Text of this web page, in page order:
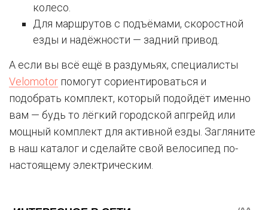
колесо.
Для маршрутов с подъёмами, скоростной
езды и надёжности — задний привод.
А если вы всё ещё в раздумьях, специалисты
Velomotor помогут сориентироваться и
подобрать комплект, который подойдёт именно
вам — будь то лёгкий городской апгрейд или
мощный комплект для активной езды. Загляните
в наш каталог и сделайте свой велосипед по-
настоящему электрическим.